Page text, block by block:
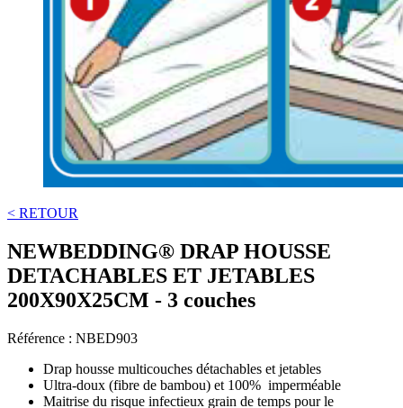
< RETOUR
NEWBEDDING® DRAP HOUSSE
DETACHABLES ET JETABLES
200X90X25CM - 3 couches
Référence : NBED903
Drap housse multicouches détachables et jetables
Ultra-doux (fibre de bambou) et 100% imperméable
Maitrise du risque infectieux grain de temps pour le